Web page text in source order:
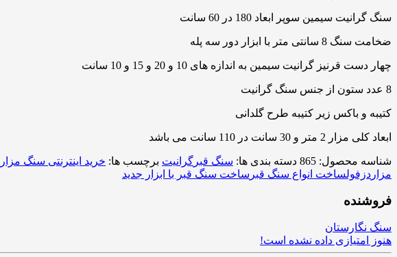
سنگ گرانیت سیمین سوپر ابعاد 180 در 60 سانت
ضخامت سنگ 8 سانتی متر با ابزار دور سه پله
چهار دست قرنیز گرانیت سیمین به اندازه های 10 و 20 و 15 و 10 سانت
8 عدد ستون از جنس سنگ گرانیت
کتیبه و باکس زیر کتیبه طرح گلدانی
ابعاد کلی مزار 2 متر و 30 سانت در 110 سانت می باشد
شناسه محصول: 865 دسته بندی ها: سنگ قبر گرانیت برچسب ها: خرید اینترنتی سنگ مزار
مزار دزفولساخت انواع سنگ قبر ساخت سنگ قبر با ابزار جدید
فروشنده
سنگ نگارستان
هنوز امتیازی داده نشده است!